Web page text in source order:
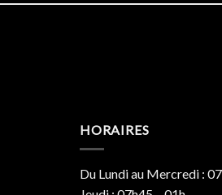
HORAIRES
Du Lundi au Mercredi :